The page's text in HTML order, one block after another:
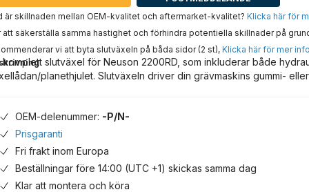
är skillnaden mellan OEM-kvalitet och aftermarket-kvalitet? Klicka här för
att säkerställa samma hastighet och förhindra potentiella skillnader på
vi att byta slutväxeln på båda sidor (2 st), Klicka här för mer
komplett slutväxel för Neuson 2200RD, som inkluderar både
planethjulet. Slutväxeln driver din grävmaskins gummi-
OEM-delenummer: -P/N-
Prisgaranti
Fri frakt inom Europa
Beställningar före 14:00 (UTC +1) skickas samma dag
Klar att montera och köra